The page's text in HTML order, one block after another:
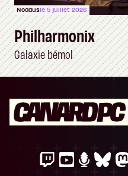
Noddusle 5 juillet 2026
Philharmonix
Galaxie bémol